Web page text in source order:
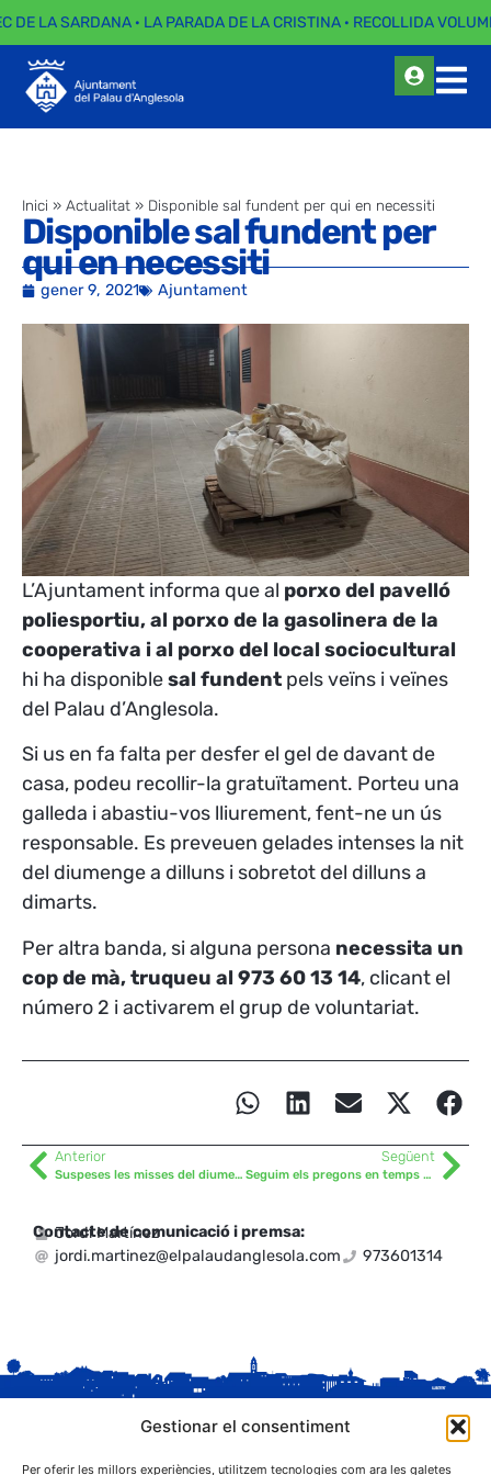
Gestionar el consentiment
Per oferir les millors experiències, utilitzem tecnologies com ara les galetes
DE LA SARDANA · LA PARADA DE LA CRISTINA · RECOLLIDA
Inici » Actualitat » Disponible sal fundent per qui en necessiti
Disponible sal fundent per
qui en necessiti
gener 9, 2021 Ajuntament
L’Ajuntament informa que al porxo del pavelló
poliesportiu, al porxo de la gasolinera de la
cooperativa i al porxo del local sociocultural
hi ha disponiblesal fundent pels veïns i veïnes
del Palau d’Anglesola.
Si us en fa falta per desfer el gel de davant de
casa, podeu recollir-la gratuïtament. Porteu una
galleda i abastiu-vos lliurement, fent-ne un ús
responsable. Es preveuen gelades intenses la nit
del diumenge a dilluns i sobretot del dilluns a
dimarts.
Per altra banda, si alguna persona necessita un
cop de mà, truqueu al 973 60 13 14, clicant el
número 2 i activarem el grup de voluntariat.
Anterior
Suspeses les misses del diumenges 10 i 17 de gener al Palau d’Anglesola
Següent
Seguim els pregons en temps real
Contacte de comunicació i premsa:
Jordi Martínez
jordi.martinez@elpalaudanglesola.com
973601314